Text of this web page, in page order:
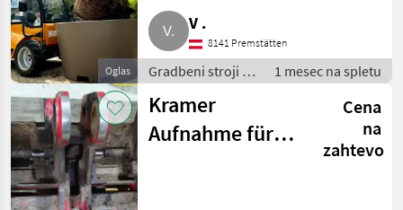
Oglas
V .
8141 Premstätten
Gradbeni stroji /
Teleskopski
nakladalniki
1 mesec na spletu
Kramer
Aufnahme für
Cena
na
zahtevo